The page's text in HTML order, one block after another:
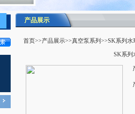
产品展示
首页>>产品展示>>真空泵系列 >>SK系列水
SK系列